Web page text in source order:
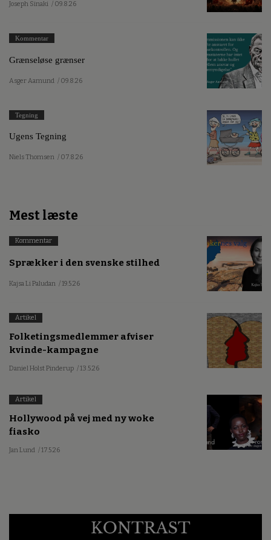
Joseph Sinaki / 09.8.26
Kommentar
Grænseløse grænser
Asger Aamund / 09.8.26
Tegning
Ugens Tegning
Niels Thomsen / 07.8.26
Mest læste
Kommentar
Sprækker i den svenske stilhed
Kajsa Li Paludan / 19.5.26
Artikel
Folketingsmedlemmer afviser
kvinde-kampagne
Daniel Holst Pinderup / 13.5.26
Artikel
Hollywood på vej med ny woke
fiasko
Jan Lund / 17.5.26